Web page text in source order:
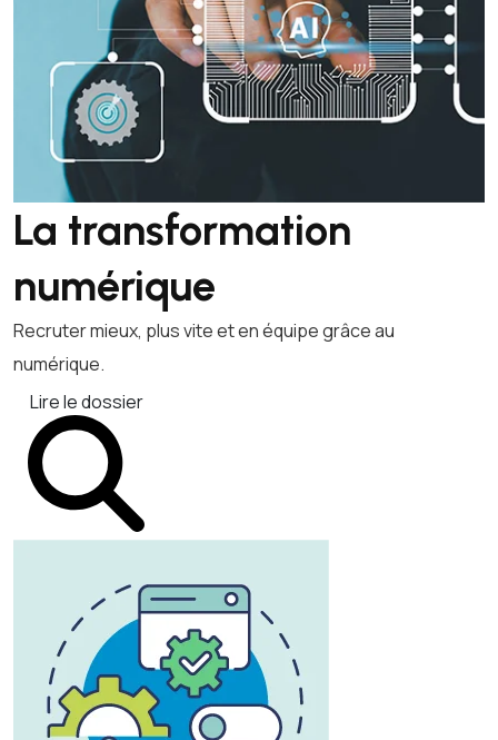
La transformation
numérique
Recruter mieux, plus vite et en équipe grâce au
numérique.
Lire le dossier